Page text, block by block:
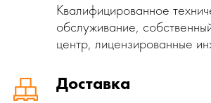
Квалифицированное
обслуживание,
центр, лицензированные
Доставка